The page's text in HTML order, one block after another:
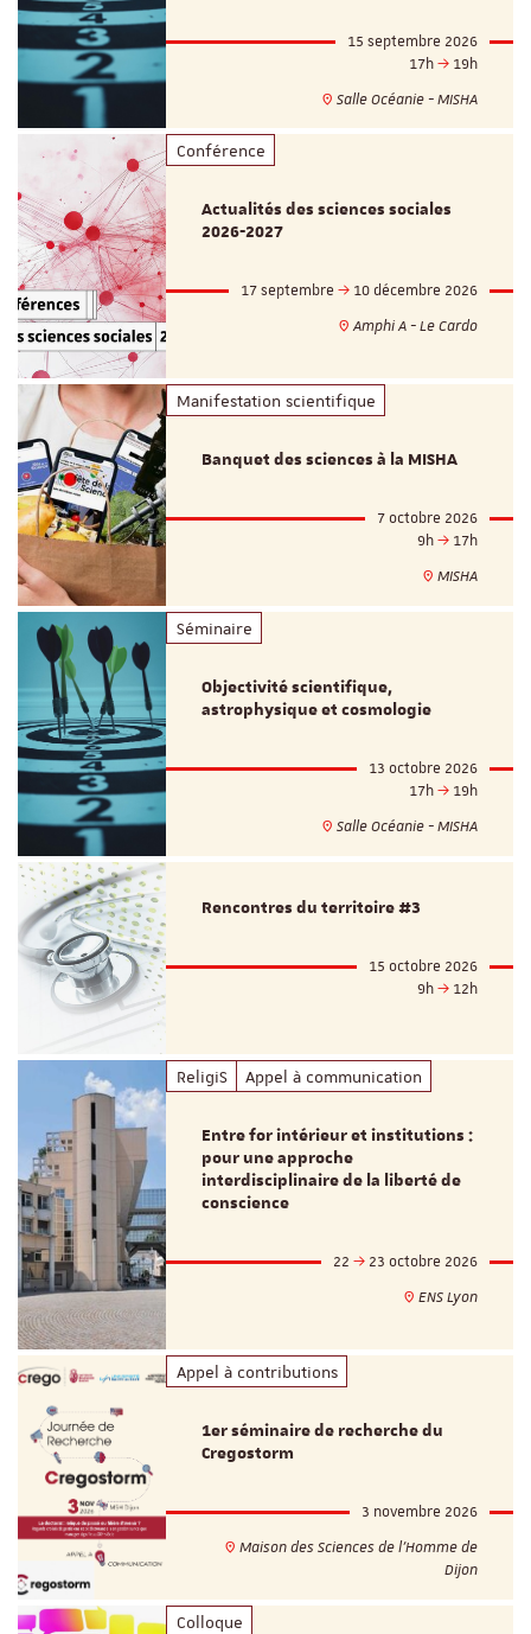
15 septembre 2026
17h
19h
Salle Océanie - MISHA
Conférence
Actualités des sciences sociales
2026-2027
17 septembre
10 décembre 2026
Amphi A - Le Cardo
Manifestation scientifique
Banquet des sciences à la MISHA
7 octobre 2026
9h
17h
MISHA
Séminaire
Objectivité scientifique,
astrophysique et cosmologie
13 octobre 2026
17h
19h
Salle Océanie - MISHA
Rencontres du territoire #3
15 octobre 2026
9h
12h
ReligiS Appel à communication
Entre for intérieur et institutions :
pour une approche
interdisciplinaire de la liberté de
conscience
22
23 octobre 2026
ENS Lyon
Appel à contributions
1er séminaire de recherche du
Cregostorm
3 novembre 2026
Maison des Sciences de l'Homme de
Dijon
Colloque